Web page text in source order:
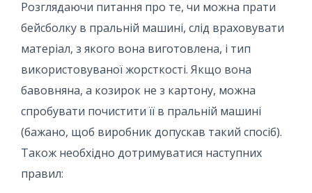
Розглядаючи питання про те, чи можна прати
бейсболку в пральній машині, слід враховувати
матеріал, з якого вона виготовлена, і тип
використовуваної жорсткості. Якщо вона
бавовняна, а козирок не з картону, можна
спробувати почистити її в пральній машині
(бажано, щоб виробник допускав такий спосіб).
Також необхідно дотримуватися наступних
правил: